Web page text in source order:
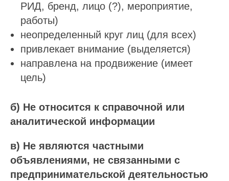
РИД, бренд, лицо (?), мероприятие,
работы)
неопределенный круг лиц (для всех)
привлекает внимание (выделяется)
направлена на продвижение (имеет
цель)
б) Не относится к справочной или
аналитической информации
в) Не являются частными
объявлениями, не связанными с
предпринимательской деятельностью